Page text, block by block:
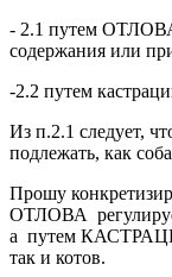
- 2.1 путем
содержания или
-2.2 путем
Из п.2.1 следует,
подлежать, как
Прошу
ОТЛОВА
а путем
так и котов.